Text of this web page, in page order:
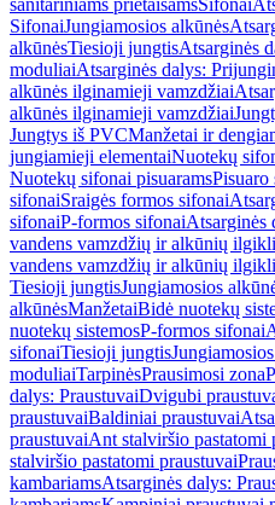
sanitariniams prietaisamsSifonai
SifonaiJungiamosios alkūnės
alkūnėsTiesioji jungtisAtsarginės
moduliaiAtsarginės dalys:
alkūnės ilginamieji vamzdžiai
alkūnės ilginamieji vamzdžiai
Jungtys iš PVCManžetai ir
jungiamieji elementaiNuotekų
Nuotekų sifonai pisuaramsPisuaro
sifonaiSraigės formos sifonai
sifonaiP-formos sifonaiAtsarginės
vandens vamzdžių ir alkūnių
vandens vamzdžių ir alkūnių
Tiesioji jungtisJungiamosios
alkūnėsManžetaiBidė nuotekų
nuotekų sistemosP-formos sifonai
sifonaiTiesioji jungtis
moduliaiTarpinėsPrausimosi zona
dalys: PraustuvaiDvigubi
praustuvaiBaldiniai praustuvai
praustuvaiAnt stalviršio pastatomi
stalviršio pastatomi praustuvai
kambariamsAtsarginės dalys: